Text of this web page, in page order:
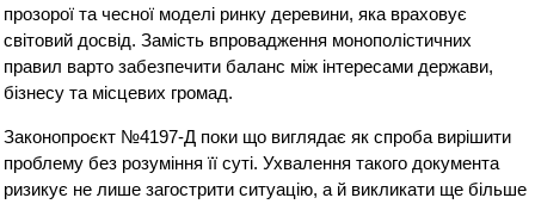
прозорої та чесної моделі ринку деревини, яка враховує
світовий досвід. Замість впровадження монополістичних
правил варто забезпечити баланс між інтересами держави,
бізнесу та місцевих громад.
Законопроєкт №4197-Д поки що виглядає як спроба вирішити
проблему без розуміння її суті. Ухвалення такого документа
ризикує не лише загострити ситуацію, а й викликати ще більше